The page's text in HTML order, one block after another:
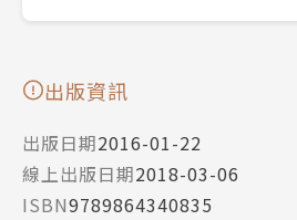
出版資訊
出版日期2016-01-22
線上出版日期2018-03-06
ISBN9789864340835